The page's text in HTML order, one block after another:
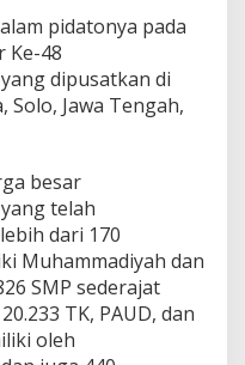
pidatonya pada
Ke-48
dipusatkan di
Jawa Tengah,
besar
telah
dari 170
Muhammadiyah dan
SMP sederajat
TK, PAUD, dan
oleh